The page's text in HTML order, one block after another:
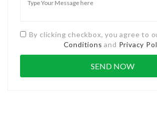
By clicking checkbox, you agree to
Conditions and Privacy